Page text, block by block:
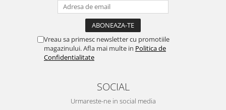
Vreau sa primesc newsletter cu promotiile
magazinului. Afla mai multe in Politica de
Confidentialitate
SOCIAL
Urmareste-ne in social media